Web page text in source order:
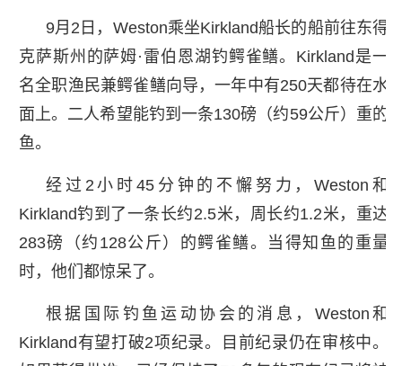
9月2日，Weston乘坐Kirkland船长的船前往东得
克萨斯州的萨姆·雷伯恩湖钓鳄雀鳝。Kirkland是一
名全职渔民兼鳄雀鳝向导，一年中有250天都待在水
面上。二人希望能钓到一条130磅（约59公斤）重的
鱼。
经过2小时45分钟的不懈努力，Weston和
Kirkland钓到了一条长约2.5米，周长约1.2米，重达
283磅（约128公斤）的鳄雀鳝。当得知鱼的重量
时，他们都惊呆了。
根据国际钓鱼运动协会的消息，Weston和
Kirkland有望打破2项纪录。目前纪录仍在审核中。